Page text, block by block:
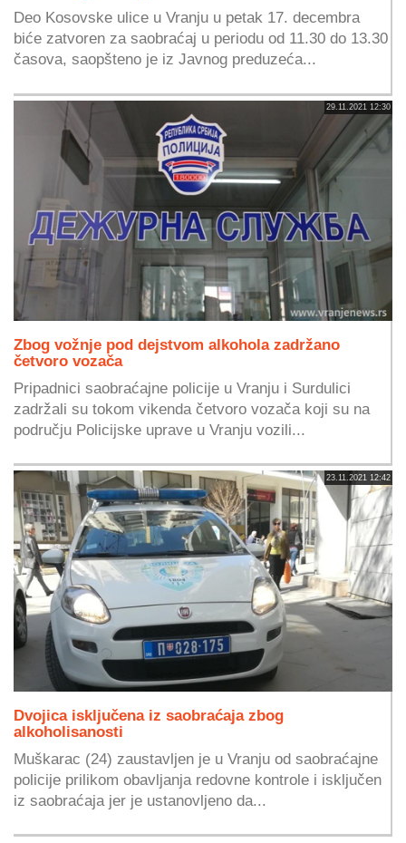
Deo Kosovske ulice u Vranju u petak 17. decembra
biće zatvoren za saobraćaj u periodu od 11.30 do 13.30
časova, saopšteno je iz Javnog preduzeća...
29.11.2021 12:30
Zbog vožnje pod dejstvom alkohola zadržano
četvoro vozača
Pripadnici saobraćajne policije u Vranju i Surdulici
zadržali su tokom vikenda četvoro vozača koji su na
području Policijske uprave u Vranju vozili...
23.11.2021 12:42
Dvojica isključena iz saobraćaja zbog
alkoholisanosti
Muškarac (24) zaustavljen je u Vranju od saobraćajne
policije prilikom obavljanja redovne kontrole i isključen
iz saobraćaja jer je ustanovljeno da...